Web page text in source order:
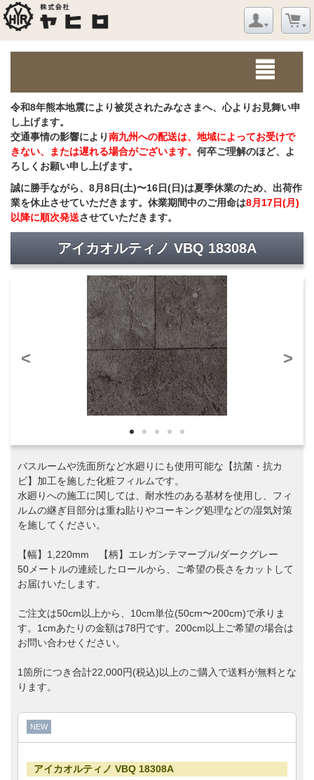
令和8年熊本地震により被災されたみなさまへ、心よりお見舞い申
し上げます。
交通事情の影響により南九州への配送は、地域によってお受けで
きない、または遅れる場合がございます。 何卒ご理解のほど、よ
ろしくお願い申し上げます。
誠に勝手ながら、8月8日(土)〜16日(日)は夏季休業のため、出荷作
業を休止させていただきます。休業期間中のご用命は8月17日(月)
以降に順次発送させていただきます。
アイカオルティノ VBQ 18308A
< >
バスルームや洗面所など水廻りにも使用可能な【抗菌・抗カ
ビ】加工を施した化粧フィルムです。
水廻りへの施工に関しては、耐水性のある基材を使用し、フィ
ルムの継ぎ目部分は重ね貼りやコーキング処理などの湿気対策
を施してください。
【幅】1,220mm 【柄】エレガンテマーブル/ダークグレー
50メートルの連続したロールから、ご希望の長さをカットして
お届けいたします。
ご注文は50cm以上から、10cm単位(50cm〜200cm)で承りま
す。1cmあたりの金額は78円です。200cm以上ご希望の場合は
お問い合わせください。
1箇所につき合計22,000円(税込)以上のご購入で送料が無料とな
ります。
NEW
アイカオルティノ VBQ 18308A